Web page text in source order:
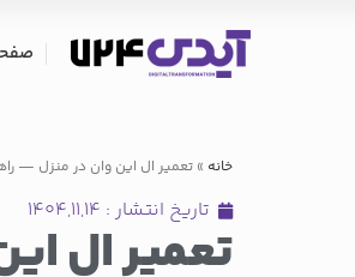
خانه » تعمیر ال این وان در منزل —
تاریخ انتشار : ۱۴۰۴,۱۱,۱۴
تعمیر ال